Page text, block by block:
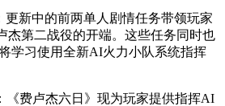
更新中的前两单人剧情任务带领玩家
杰第二战役的开端。这些任务同时也
学习使用全新AI火力小队系统指挥
《费卢杰六日》现为玩家提供指挥AI